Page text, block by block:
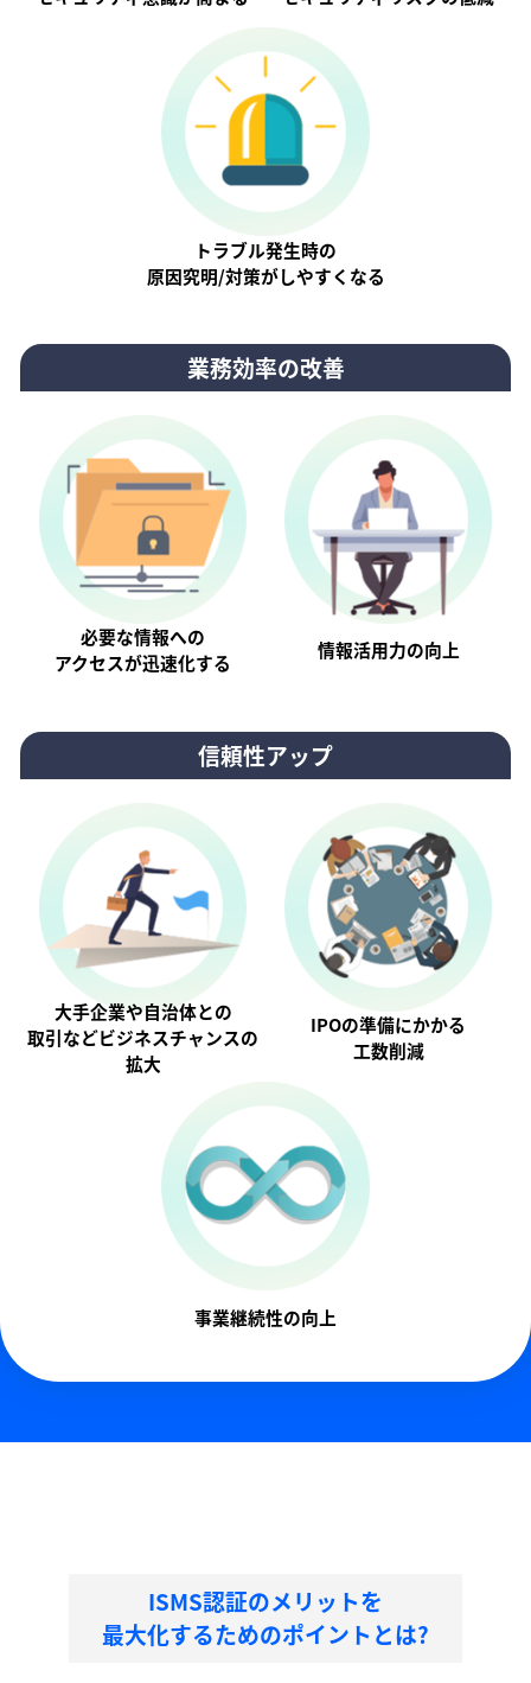
トラブル発生時の
原因究明/対策がしやすくなる
業務効率の改善
必要な情報への
アクセスが迅速化する
情報活⽤⼒の向上
信頼性アップ
大手企業や自治体との
取引などビジネスチャンスの
拡大
IPOの準備にかかる
工数削減
事業継続性の向上
ISMS認証のメリットを
最大化するためのポイントとは?